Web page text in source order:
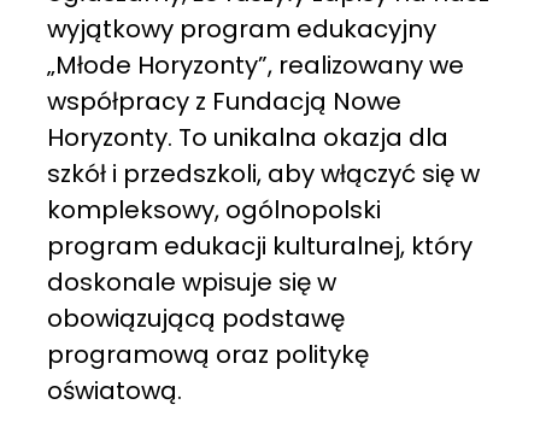
wyjątkowy program edukacyjny
„Młode Horyzonty”, realizowany we
współpracy z Fundacją Nowe
Horyzonty. To unikalna okazja dla
szkół i przedszkoli, aby włączyć się w
kompleksowy, ogólnopolski
program edukacji kulturalnej, który
doskonale wpisuje się w
obowiązującą podstawę
programową oraz politykę
oświatową.